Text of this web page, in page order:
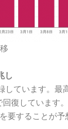
し
ています。
復していま
することが予